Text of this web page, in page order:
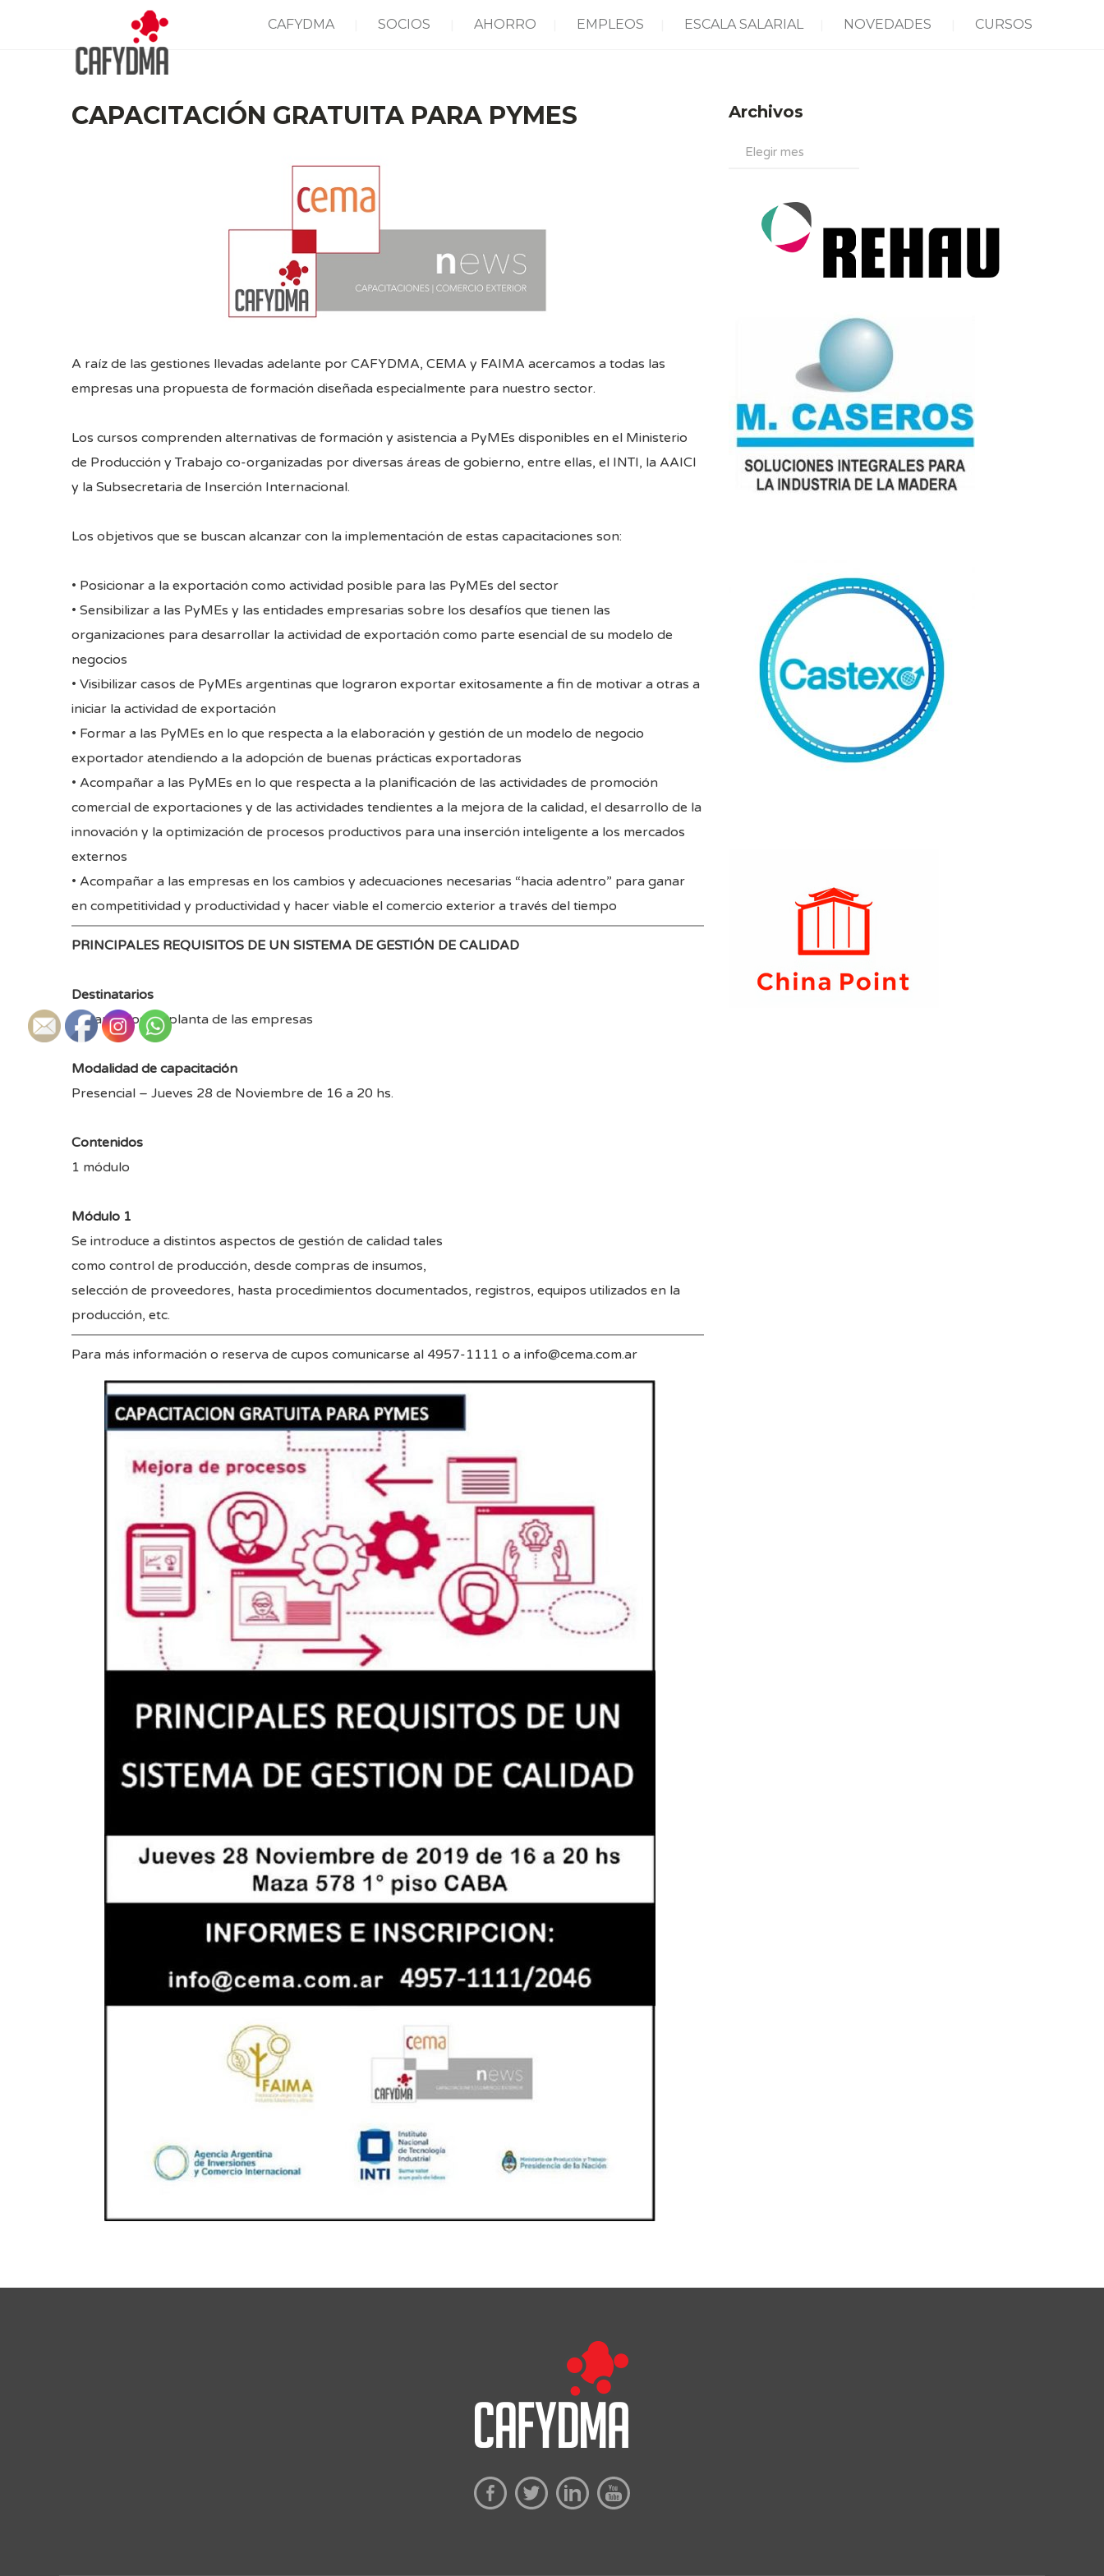
CAFYDMA SOCIOS AHORRO EMPLEOS ESCALA SALARIAL NOVEDADES CURSOS
CAPACITACIÓN GRATUITA PARA PYMES
A raíz de las gestiones llevadas adelante por CAFYDMA, CEMA y FAIMA acercamos a todas las
empresas una propuesta de formación diseñada especialmente para nuestro sector.
Los cursos comprenden alternativas de formación y asistencia a PyMEs disponibles en el Ministerio
de Producción y Trabajo co-organizadas por diversas áreas de gobierno, entre ellas, el INTI, la AAICI
y la Subsecretaria de Inserción Internacional.
Los objetivos que se buscan alcanzar con la implementación de estas capacitaciones son:
• Posicionar a la exportación como actividad posible para las PyMEs del sector
• Sensibilizar a las PyMEs y las entidades empresarias sobre los desafíos que tienen las
organizaciones para desarrollar la actividad de exportación como parte esencial de su modelo de
negocios
• Visibilizar casos de PyMEs argentinas que lograron exportar exitosamente a fin de motivar a otras a
iniciar la actividad de exportación
• Formar a las PyMEs en lo que respecta a la elaboración y gestión de un modelo de negocio
exportador atendiendo a la adopción de buenas prácticas exportadoras
• Acompañar a las PyMEs en lo que respecta a la planificación de las actividades de promoción
comercial de exportaciones y de las actividades tendientes a la mejora de la calidad, el desarrollo de la
innovación y la optimización de procesos productivos para una inserción inteligente a los mercados
externos
• Acompañar a las empresas en los cambios y adecuaciones necesarias “hacia adentro” para ganar
en competitividad y productividad y hacer viable el comercio exterior a través del tiempo
PRINCIPALES REQUISITOS DE UN SISTEMA DE GESTIÓN DE CALIDAD
Destinatarios
Encargados de planta de las empresas
Modalidad de capacitación
Presencial – Jueves 28 de Noviembre de 16 a 20 hs.
Contenidos
1 módulo
Módulo 1
Se introduce a distintos aspectos de gestión de calidad tales
como control de producción, desde compras de insumos,
selección de proveedores, hasta procedimientos documentados, registros, equipos utilizados en la
producción, etc.
Para más información o reserva de cupos comunicarse al 4957-1111 o a info@cema.com.ar
Archivos
Archivos